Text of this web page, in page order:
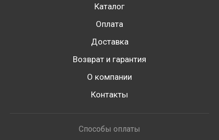
Каталог
Оплата
Доставка
Возврат и гарантия
О компании
Контакты
Способы оплаты